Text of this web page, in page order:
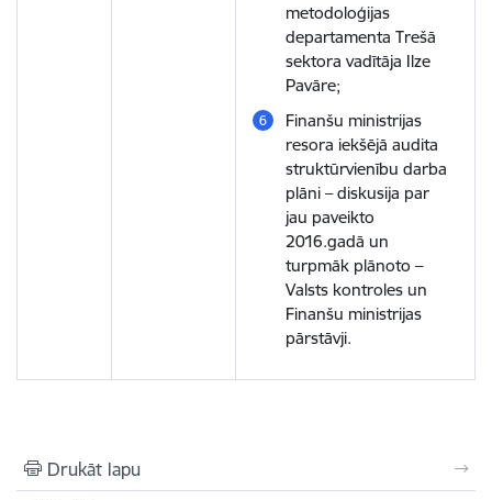
metodoloģijas
departamenta Trešā
sektora vadītāja Ilze
Pavāre;
Finanšu ministrijas
resora iekšējā audita
struktūrvienību darba
plāni – diskusija par
jau paveikto
2016.gadā un
turpmāk plānoto –
Valsts kontroles un
Finanšu ministrijas
pārstāvji.
Drukāt lapu